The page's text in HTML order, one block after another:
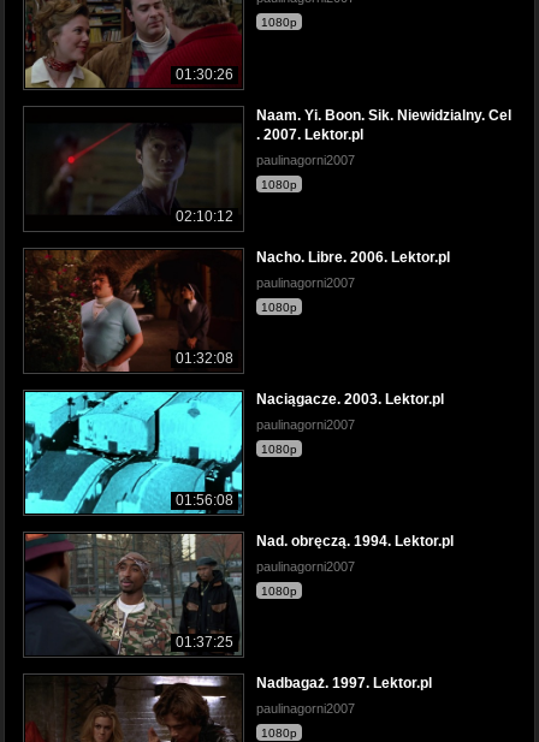
01:30:26
1080p
02:10:12
Naam. Yi. Boon. Sik. Niewidzialny. Cel
. 2007. Lektor.pl
paulinagorni2007
1080p
01:32:08
Nacho. Libre. 2006. Lektor.pl
paulinagorni2007
1080p
01:56:08
Naciągacze. 2003. Lektor.pl
paulinagorni2007
1080p
01:37:25
Nad. obręczą. 1994. Lektor.pl
paulinagorni2007
1080p
Nadbagaż. 1997. Lektor.pl
paulinagorni2007
1080p